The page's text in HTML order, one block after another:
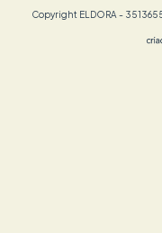
Copyright ELDORA -